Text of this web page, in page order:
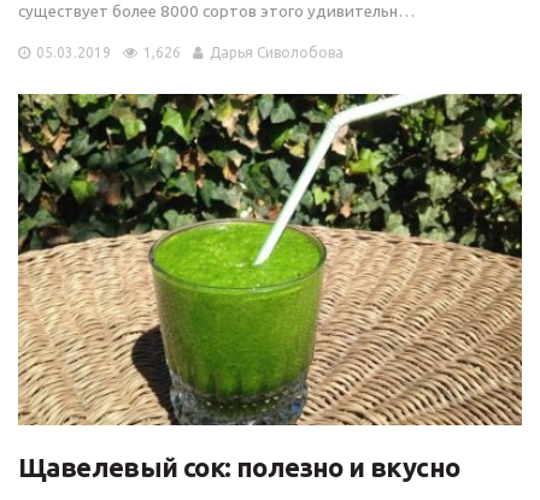
существует более 8000 сортов этого удивительн…
05.03.2019 1,626 Дарья Сиволобова
Щавелевый сок: полезно и вкусно